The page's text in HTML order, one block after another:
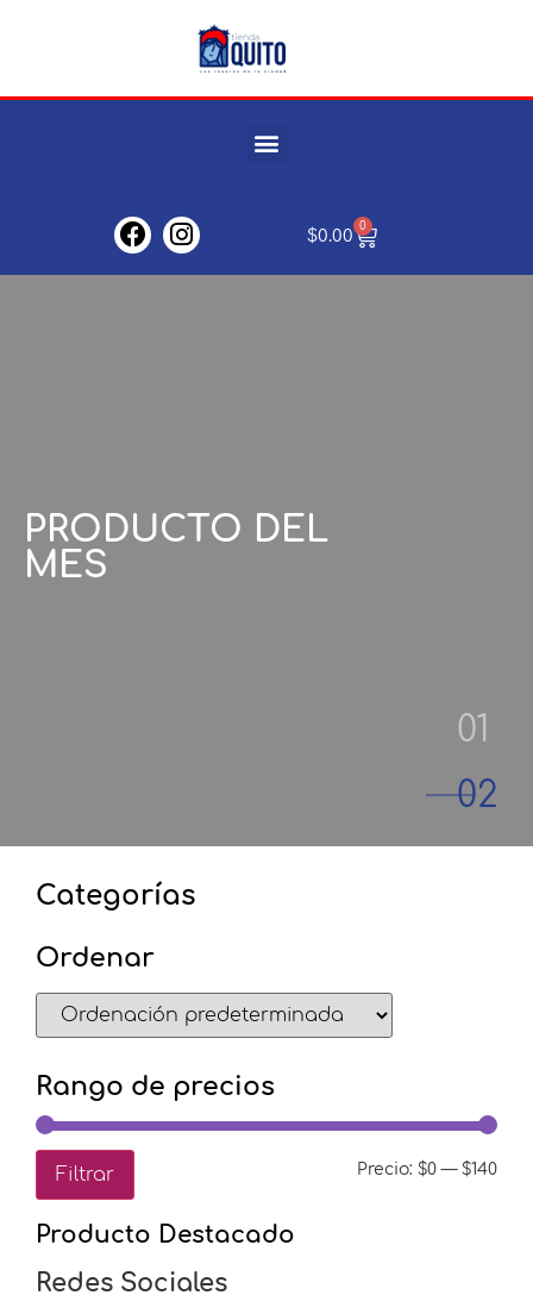
$0.00
0
PRODUCTO DEL
MES
Categorías
Ordenar
Rango de precios
Filtrar Precio: $0 — $140
Producto Destacado
Redes Sociales